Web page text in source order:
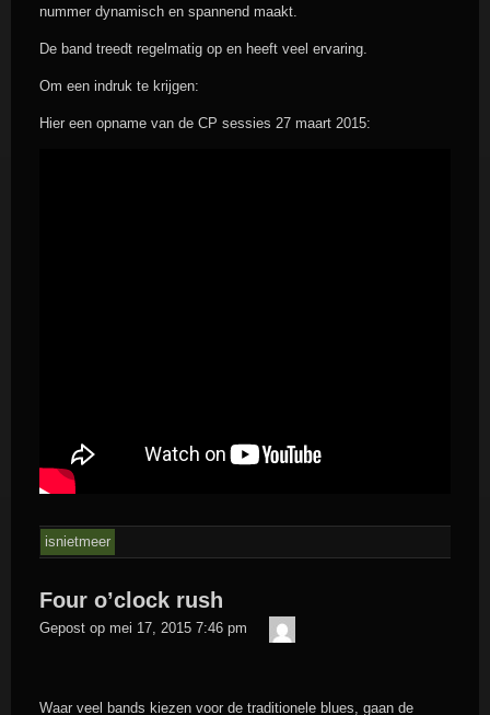
nummer dynamisch en spannend maakt.
De band treedt regelmatig op en heeft veel ervaring.
Om een indruk te krijgen:
Hier een opname van de CP sessies 27 maart 2015:
isnietmeer
Four o’clock rush
Gepost op mei 17, 2015 7:46 pm
Waar veel bands kiezen voor de traditionele blues, gaan de